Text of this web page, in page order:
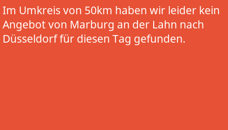
Im Umkreis von 50km haben wir leider kein
Angebot von Marburg an der Lahn nach
Düsseldorf für diesen Tag gefunden.